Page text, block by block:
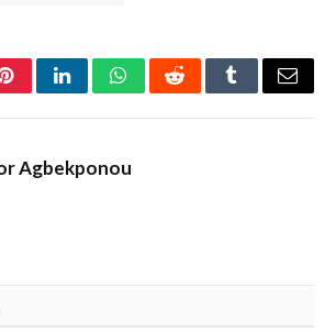
PinterestLinkedInWhatsAppRedditTumblrEmail
Agbekponou